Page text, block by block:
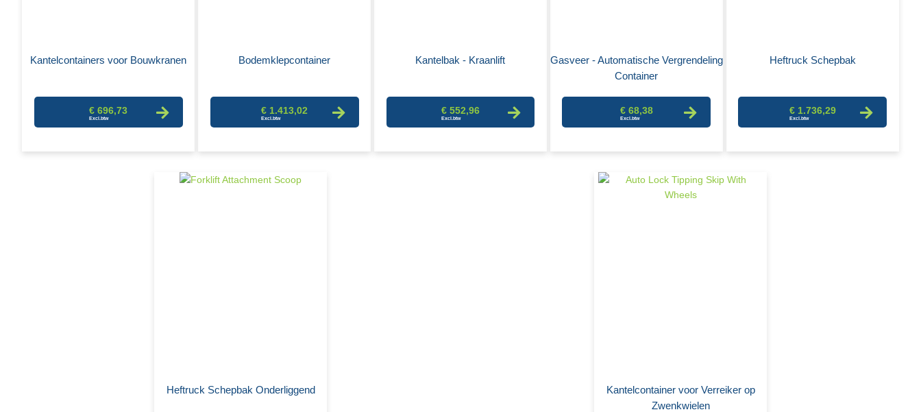
Kantelcontainers voor Bouwkranen
€ 696,73
Bodemklepcontainer
€ 1.413,02
Kantelbak - Kraanlift
€ 552,96
Gasveer - Automatische Vergrendeling
Container
€ 68,38
Heftruck Schepbak
€ 1.736,29
Heftruck Schepbak Onderliggend
Kantelcontainer voor Verreiker op
Zwenkwielen